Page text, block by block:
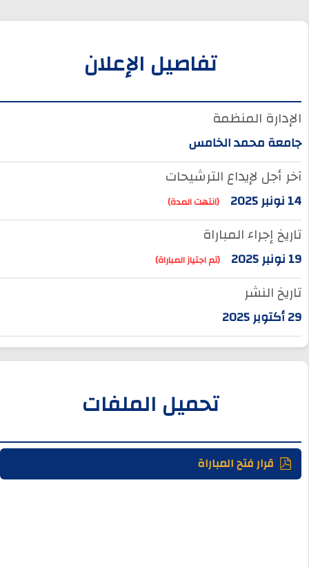
تفاصيل الإعلان
الإدارة المنظمة
جامعة محمد الخامس
آخر أجل لإيداع الترشيحات
14 نونبر 2025 (انتهت المدة)
تاريخ إجراء المباراة
19 نونبر 2025 (تم اجتياز المباراة)
تاريخ النشر
29 أكتوبر 2025
تحميل الملفات
قرار فتح المباراة